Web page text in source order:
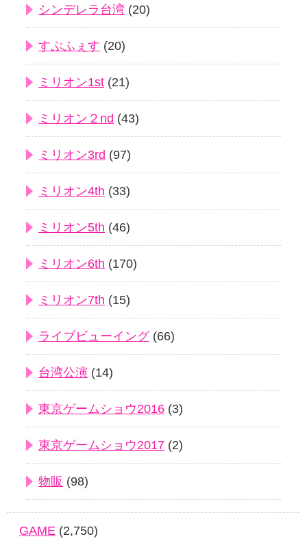
シンデレラ台湾 (20)
すぷふぇす (20)
ミリオン1st (21)
ミリオン２nd (43)
ミリオン3rd (97)
ミリオン4th (33)
ミリオン5th (46)
ミリオン6th (170)
ミリオン7th (15)
ライブビューイング(66)
台湾公演 (14)
東京ゲームショウ2016 (3)
東京ゲームショウ2017 (2)
物販 (98)
GAME (2,750)